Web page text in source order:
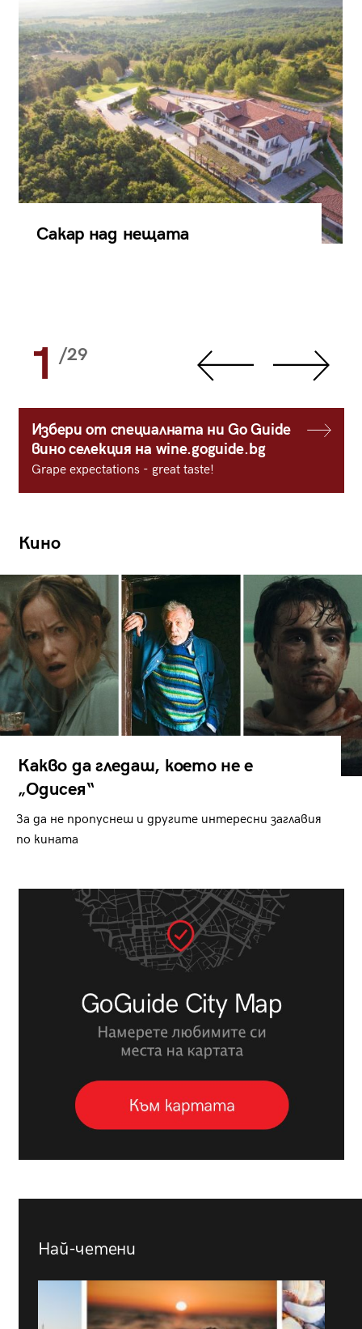
Сакар над нещата
1 /29
Избери от специалната ни Go Guide
вино селекция на wine.goguide.bg
Grape expectations - great taste!
Кино
Какво да гледаш, което не е
„Одисея“
За да не пропуснеш и другите интересни заглавия
по кината
Най-четени